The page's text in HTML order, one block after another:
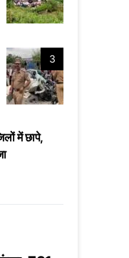
3
में छापे,